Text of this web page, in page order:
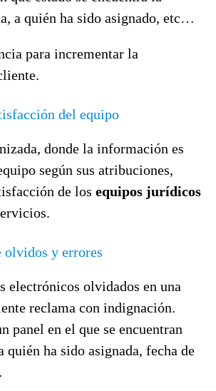
a quién ha sido asignado, etc…
para incrementar la
del equipo
donde la información es
según sus atribuciones,
de los equipos jurídicos
y errores
electrónicos olvidados en una
reclama con indignación.
panel en el que se encuentran
quién ha sido asignada, fecha de